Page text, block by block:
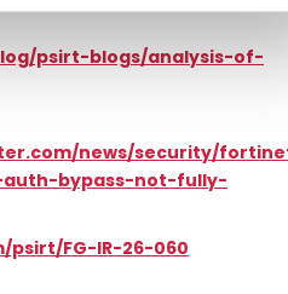
psirt-blogs/analysis-of-
news/security/
bypass-not-fully-
FG-IR-26-060